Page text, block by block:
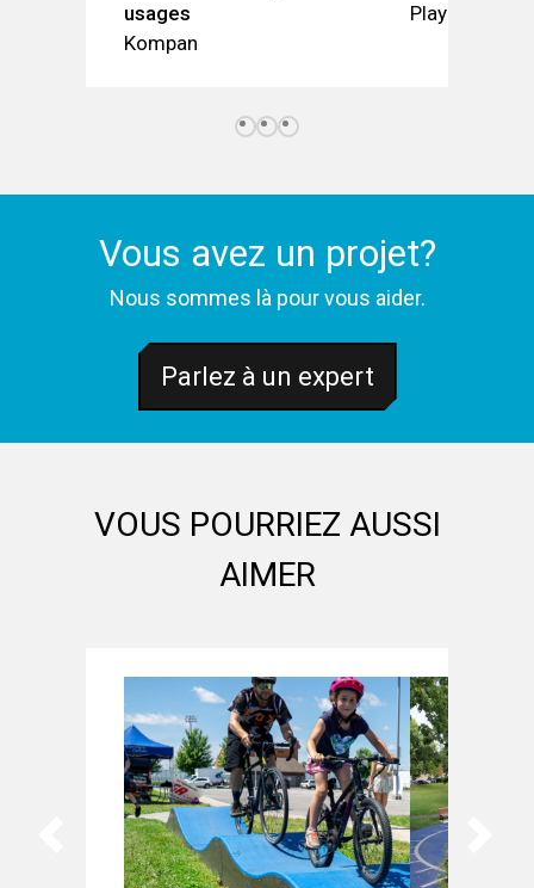
usages
Kompan
Playrite
Vous avez un projet?
Nous sommes là pour vous aider.
Parlez à un expert
VOUS POURRIEZ AUSSI
AIMER